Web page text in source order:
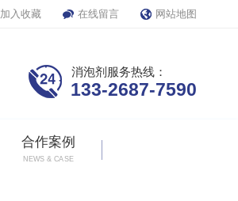
加入收藏 在线留言 网站地图
消泡剂服务热线：
133-2687-7590
合作案例
NEWS & CASE